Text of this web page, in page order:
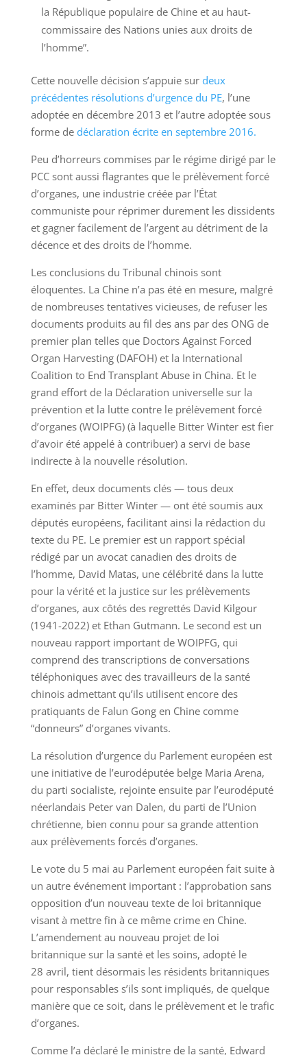
la République populaire de Chine et au haut-
commissaire des Nations unies aux droits de
l’homme”.
Cette nouvelle décision s’appuie sur deux
précédentes résolutions d’urgence du PE, l’une
adoptée en décembre 2013 et l’autre adoptée sous
forme de déclaration écrite en septembre 2016.
Peu d’horreurs commises par le régime dirigé par le
PCC sont aussi flagrantes que le prélèvement forcé
d’organes, une industrie créée par l’État
communiste pour réprimer durement les dissidents
et gagner facilement de l’argent au détriment de la
décence et des droits de l’homme.
Les conclusions du Tribunal chinois sont
éloquentes. La Chine n’a pas été en mesure, malgré
de nombreuses tentatives vicieuses, de refuser les
documents produits au fil des ans par des ONG de
premier plan telles que Doctors Against Forced
Organ Harvesting (DAFOH) et la International
Coalition to End Transplant Abuse in China. Et le
grand effort de la Déclaration universelle sur la
prévention et la lutte contre le prélèvement forcé
d’organes (WOIPFG) (à laquelle Bitter Winter est fier
d’avoir été appelé à contribuer) a servi de base
indirecte à la nouvelle résolution.
En effet, deux documents clés — tous deux
examinés par Bitter Winter — ont été soumis aux
députés européens, facilitant ainsi la rédaction du
texte du PE. Le premier est un rapport spécial
rédigé par un avocat canadien des droits de
l’homme, David Matas, une célébrité dans la lutte
pour la vérité et la justice sur les prélèvements
d’organes, aux côtés des regrettés David Kilgour
(1941-2022) et Ethan Gutmann. Le second est un
nouveau rapport important de WOIPFG, qui
comprend des transcriptions de conversations
téléphoniques avec des travailleurs de la santé
chinois admettant qu’ils utilisent encore des
pratiquants de Falun Gong en Chine comme
“donneurs” d’organes vivants.
La résolution d’urgence du Parlement européen est
une initiative de l’eurodéputée belge Maria Arena,
du parti socialiste, rejointe ensuite par l’eurodéputé
néerlandais Peter van Dalen, du parti de l’Union
chrétienne, bien connu pour sa grande attention
aux prélèvements forcés d’organes.
Le vote du 5 mai au Parlement européen fait suite à
un autre événement important : l’approbation sans
opposition d’un nouveau texte de loi britannique
visant à mettre fin à ce même crime en Chine.
L’amendement au nouveau projet de loi
britannique sur la santé et les soins, adopté le
28 avril, tient désormais les résidents britanniques
pour responsables s’ils sont impliqués, de quelque
manière que ce soit, dans le prélèvement et le trafic
d’organes.
Comme l’a déclaré le ministre de la santé, Edward